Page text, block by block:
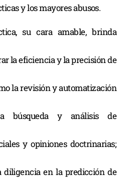
y los mayores abusos.
su cara amable, brinda
la eficiencia y la precisión de
la revisión y automatización
búsqueda y análisis de
y opiniones doctrinarias;
diligencia en la predicción de